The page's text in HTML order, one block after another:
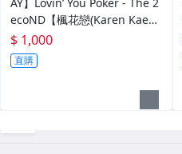
ecoND【楓花戀(Karen Kaed
e)】撲克牌 整副52張
$ 1,000
直購